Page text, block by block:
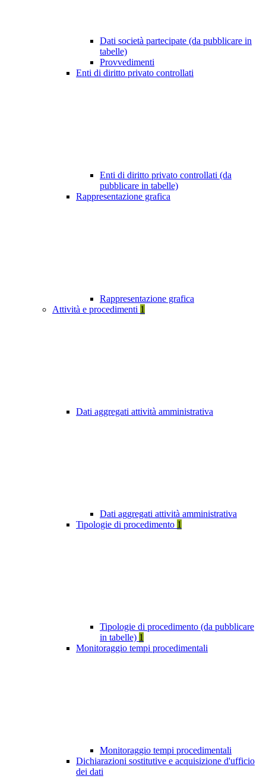
Dati società partecipate (da pubblicare in
tabelle)
Provvedimenti
Enti di diritto privato controllati
Enti di diritto privato controllati (da
pubblicare in tabelle)
Rappresentazione grafica
Rappresentazione grafica
Attività e procedimenti 1
Dati aggregati attività amministrativa
Dati aggregati attività amministrativa
Tipologie di procedimento 1
Tipologie di procedimento (da pubblicare
in tabelle) 1
Monitoraggio tempi procedimentali
Monitoraggio tempi procedimentali
Dichiarazioni sostitutive e acquisizione d'ufficio
dei dati